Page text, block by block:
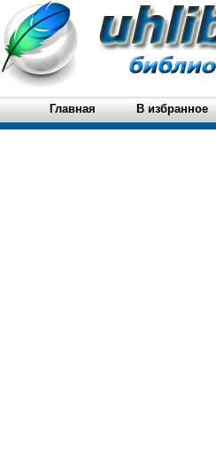
Главная В избранное